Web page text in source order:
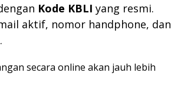
Kode KBLI yang resmi.
aktif, nomor handphone, dan
secara online akan jauh lebih